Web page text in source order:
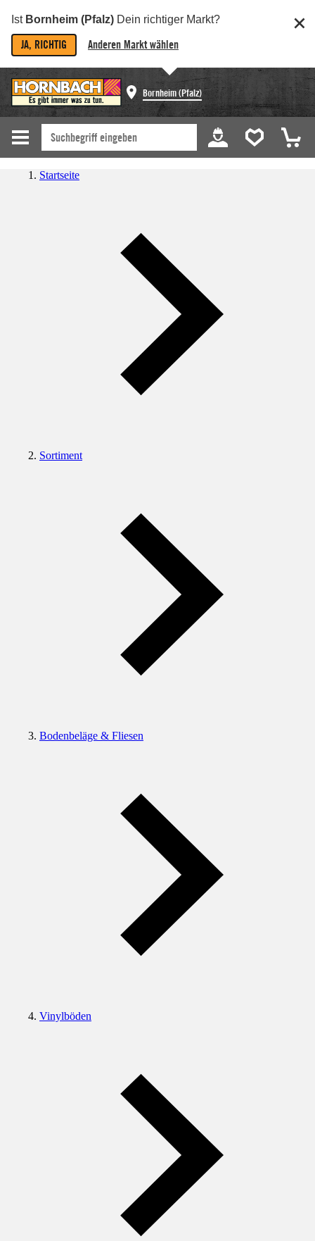
Ist Bornheim (Pfalz) Dein richtiger Markt?
JA, RICHTIG Anderen Markt wählen
Bornheim (Pfalz)
Startseite
Sortiment
Bodenbeläge & Fliesen
Vinylböden